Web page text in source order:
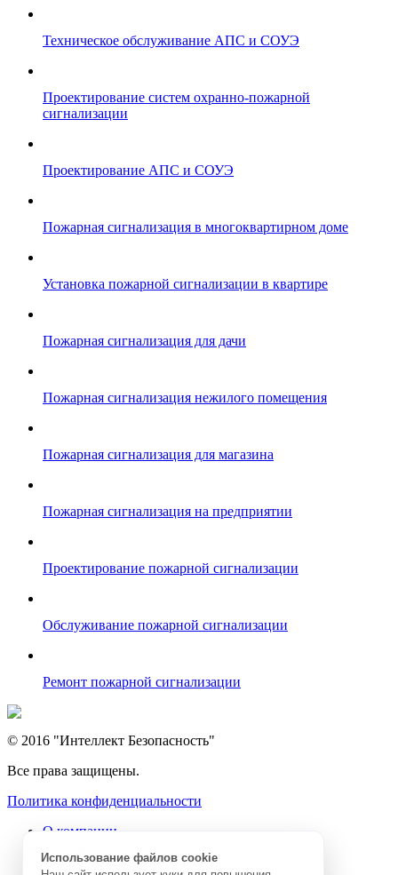
Техническое обслуживание АПС и СОУЭ
Проектирование систем охранно-пожарной
сигнализации
Проектирование АПС и СОУЭ
Пожарная сигнализация в многоквартирном доме
Установка пожарной сигнализации в квартире
Пожарная сигнализация для дачи
Пожарная сигнализация нежилого помещения
Пожарная сигнализация для магазина
Пожарная сигнализация на предприятии
Проектирование пожарной сигнализации
Обслуживание пожарной сигнализации
Ремонт пожарной сигнализации
© 2016 "Интеллект Безопасность"
Все права защищены.
Политика конфиденциальности
О компании
Партнеры
Использование файлов cookie